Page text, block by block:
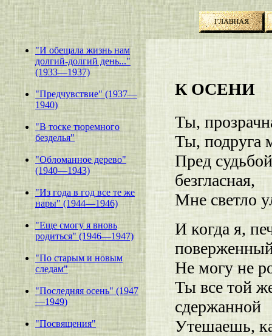
"И обещала жизнь нам
долгий-долгий день..."
(1933—1937)
"Предчувствие" (1937—
1940)
"В тоске тюремного
безделья"
"Обломанное дерево"
(1940—1943)
"Из года в год все те же
нары" (1944—1946)
"Еще смогу я вновь
родиться" (1946—1947)
"По старым и новым
следам"
"Последняя осень" (1947
—1949)
"Посвящения"
К ОСЕНИ
Ты,
Ты, подруга
Пред
безгласная,
Мне светло
И когда я,
Не могу не
Ты все той
сдержанной
Утешаешь,